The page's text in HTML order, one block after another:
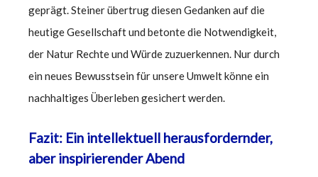
geprägt. Steiner übertrug diesen Gedanken auf die
heutige Gesellschaft und betonte die Notwendigkeit,
der Natur Rechte und Würde zuzuerkennen. Nur durch
ein neues Bewusstsein für unsere Umwelt könne ein
nachhaltiges Überleben gesichert werden.
Fazit: Ein intellektuell herausfordernder,
aber inspirierender Abend